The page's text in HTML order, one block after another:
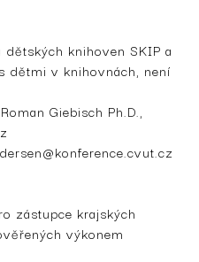
knihoven SKIP a
dětmi v knihovnách, není
Giebisch Ph.D.,
zástupce krajských
výkonem